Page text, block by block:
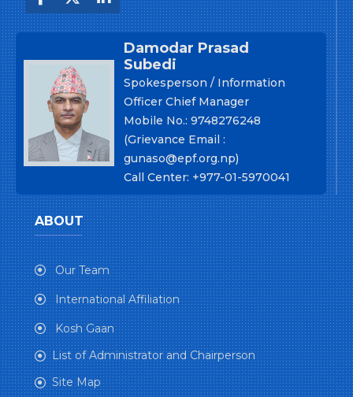
Damodar Prasad
Subedi
Spokesperson / Information
Officer Chief Manager
Mobile No.: 9748276248
(Grievance Email :
gunaso@epf.org.np)
Call Center: +977-01-5970041
ABOUT
Our Team
International Affiliation
Kosh Gaan
List of Administrator and Chairperson
Site Map